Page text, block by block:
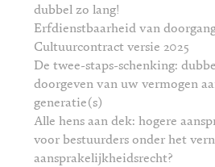
dubbel zo lang!
Erfdienstbaarheid van
Cultuurcontract versie 2025
De twee-staps-schenking:
doorgeven van uw vermogen
generatie(s)
Alle hens aan dek: hogere
voor bestuurders onder het
aansprakelijkheidsrecht?